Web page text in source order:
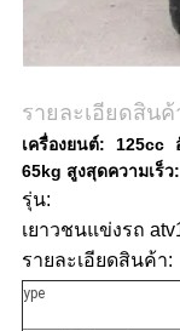
ส่วน
ตัว
รายละเอียดสินค้
เครื่องยนต์: 125cc
65kg สูงสุดความเร็
รุ่น:
เยาวชนแข่งรถ
รายละเอียดสินค้า:
ype